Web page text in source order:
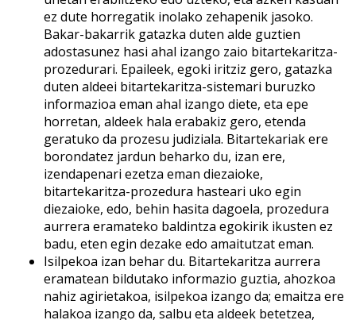
ez dute horregatik inolako zehapenik jasoko.
Bakar-bakarrik gatazka duten alde guztien
adostasunez hasi ahal izango zaio bitartekaritza-
prozedurari. Epaileek, egoki iritziz gero, gatazka
duten aldeei bitartekaritza-sistemari buruzko
informazioa eman ahal izango diete, eta epe
horretan, aldeek hala erabakiz gero, etenda
geratuko da prozesu judiziala. Bitartekariak ere
borondatez jardun beharko du, izan ere,
izendapenari ezetza eman diezaioke,
bitartekaritza-prozedura hasteari uko egin
diezaioke, edo, behin hasita dagoela, prozedura
aurrera eramateko baldintza egokirik ikusten ez
badu, eten egin dezake edo amaitutzat eman.
Isilpekoa izan behar du. Bitartekaritza aurrera
eramatean bildutako informazio guztia, ahozkoa
nahiz agirietakoa, isilpekoa izango da; emaitza ere
halakoa izango da, salbu eta aldeek betetzea,